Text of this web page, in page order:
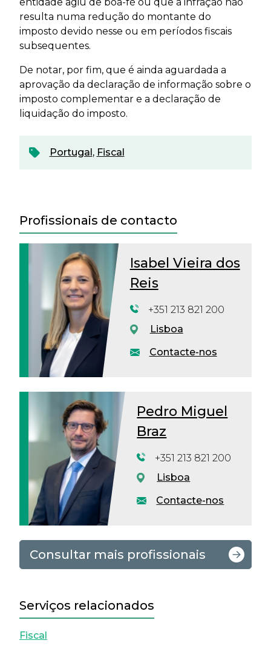
resulta numa redução do montante do
imposto devido nesse ou em períodos fiscais
subsequentes.
De notar, por fim, que é ainda aguardada a
aprovação da declaração de informação sobre o
imposto complementar e a declaração de
liquidação do imposto.
Portugal, Fiscal
Profissionais de contacto
Isabel Vieira dos
Reis
Contacte-nos
+351 213 821 200
Lisboa
Pedro Miguel
Braz
Contacte-nos
+351 213 821 200
Lisboa
Consultar mais profissionais
Serviços relacionados
Fiscal